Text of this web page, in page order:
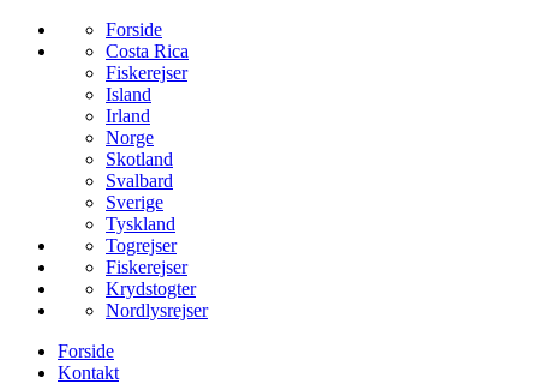
Forside
Costa Rica
Fiskerejser
Island
Irland
Norge
Skotland
Svalbard
Sverige
Tyskland
Togrejser
Fiskerejser
Krydstogter
Nordlysrejser
Forside
Kontakt